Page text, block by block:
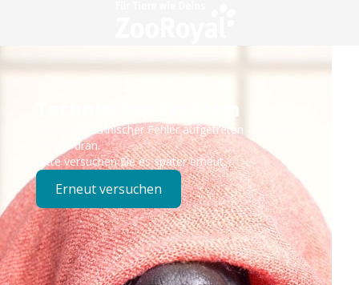
Technisches Problem
Es ist ein technischer Fehler aufgetreten – wir sind
bereits dran.
Bitte versuchen Sie es später erneut.
Erneut versuchen